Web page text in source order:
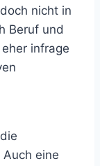
nicht in
Beruf und
infrage
eine